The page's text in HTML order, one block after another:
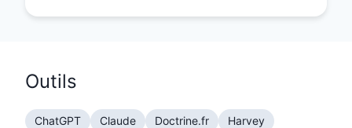
Outils
ChatGPT Claude Doctrine.fr Harvey